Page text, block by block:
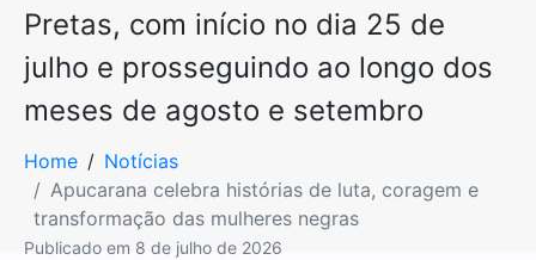
Pretas, com início no dia 25 de
julho e prosseguindo ao longo dos
meses de agosto e setembro
Home
Notícias
Apucarana celebra histórias de luta, coragem e
transformação das mulheres negras
Publicado em 8 de julho de 2026